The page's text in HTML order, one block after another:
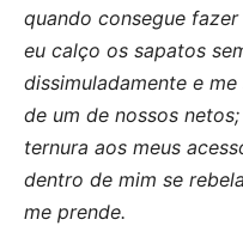
quando consegue
eu calço os sapatos
dissimuladamente e
de um de nossos
ternura aos meus
dentro de mim se
me prende.